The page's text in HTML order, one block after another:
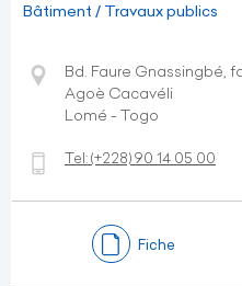
Bâtiment / Travaux publics
Bd. Faure Gnassingbé,
Agoè Cacavéli
Lomé - Togo
Tel:(+228)90 14 05 00
Fiche